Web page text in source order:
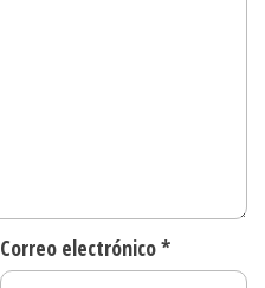
Correo electrónico*